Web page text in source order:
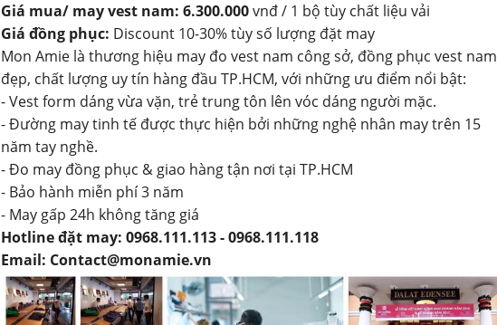
Giá mua/ may vest nam: 6.300.000vnđ / 1 bộ tùy chất liệu vải
Giá đồng phục: Discount 10-30% tùy số lượng đặt may
Mon Amie là thương hiệu may đo vest nam công sở, đồng phục vest nam
đẹp, chất lượng uy tín hàng đầu TP.HCM, với những ưu điểm nổi bật:
- Vest form dáng vừa vặn, trẻ trung tôn lên vóc dáng người mặc.
- Đường may tinh tế được thực hiện bởi những nghệ nhân may trên 15
năm tay nghề.
- Đo may đồng phục & giao hàng tận nơi tại TP.HCM
- Bảo hành miễn phí 3 năm
- May gấp 24h không tăng giá
Hotline đặt may: 0968.111.113 - 0968.111.118
Email: Contact@monamie.vn